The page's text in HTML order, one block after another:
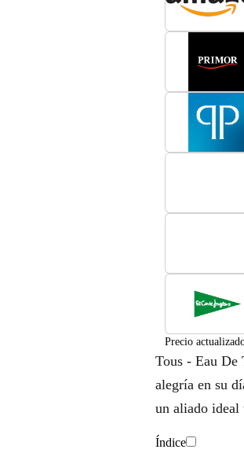
Precio
Tous - Eau De
alegría en su
un aliado ideal
Índice